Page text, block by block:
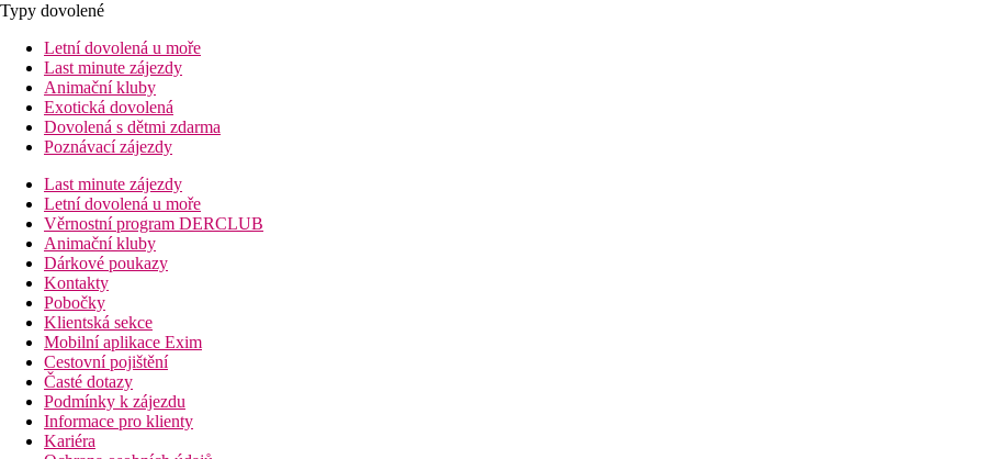
Typy dovolené
Letní dovolená u moře
Last minute zájezdy
Animační kluby
Exotická dovolená
Dovolená s dětmi zdarma
Poznávací zájezdy
Last minute zájezdy
Letní dovolená u moře
Věrnostní program DERCLUB
Animační kluby
Dárkové poukazy
Kontakty
Pobočky
Klientská sekce
Mobilní aplikace Exim
Cestovní pojištění
Časté dotazy
Podmínky k zájezdu
Informace pro klienty
Kariéra